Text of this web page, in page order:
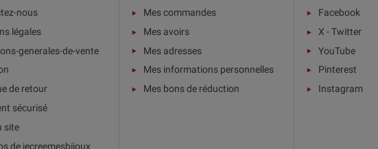
nous
légales
generales-de-vente
de retour
sécurisé
site
de jecreemesbijoux
Mes commandes
Mes avoirs
Mes adresses
Mes informations personnelles
Mes bons de réduction
Facebook
X - Twitter
YouTube
Pinterest
Instagram